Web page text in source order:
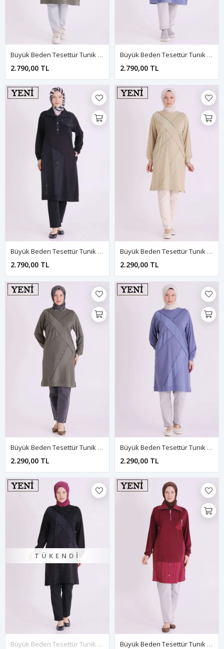
Büyük Beden Tesettür Tunik 2075 Kına Yeşili
2.790,00 TL
Büyük Beden Tesettür Tunik 2075 Morcivert
2.790,00 TL
Büyük Beden Tesettür Tunik 2075 Siyah
2.790,00 TL
Büyük Beden Tesettür Tunik 2076 Ihlamur
2.290,00 TL
Büyük Beden Tesettür Tunik 2076 Kına Yeşili
2.290,00 TL
Büyük Beden Tesettür Tunik 2076 Morcivert
2.290,00 TL
TÜKENDI
Büyük Beden Tesettür Tunik 2076 Siyah Büyük Beden Tesettür Tunik 2077 Bordo